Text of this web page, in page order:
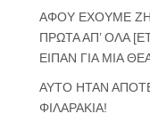
ΑΦΟΥ ΕΧΟΥΜΕ
ΠΡΩΤΑ ΑΠ’ ΟΛΑ
ΕΙΠΑΝ ΓΙΑ ΜΙΑ
ΑΥΤΟ ΗΤΑΝ
ΦΙΛΑΡΑΚΙΑ!